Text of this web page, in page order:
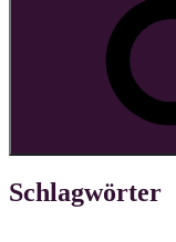
Schlagwörter